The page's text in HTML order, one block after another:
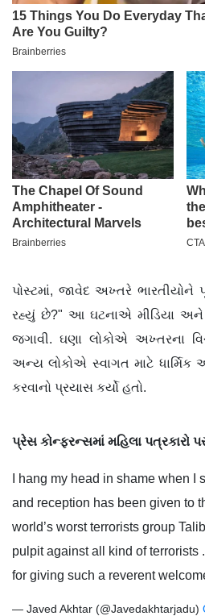
પોસ્ટમાં, જાવેદ અખ્તરે
રહ્યું છે?" આ ઘટનાએ મીડિયા અને
જગાવી. ઘણા લોકોએ અખ્તરના
અન્ય લોકોએ સ્વાગત માટે
કરવાનો પ્રયાસ કર્યો હતો.
પ્રેસ કોન્ફરન્સમાં મહિલા પત્રકારો
I hang my head in shame when I
and reception has been given to
world’s worst terrorists group
pulpit against all kind of terrorists
for giving such a reverent
— Javed Akhtar (@Javedakhtarjadu)